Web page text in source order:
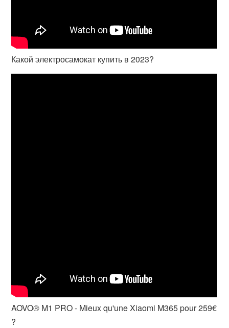
Какой электросамокат купить в 2023?
AOVO® M1 PRO - Mieux qu'une Xiaomi M365 pour 259€
?